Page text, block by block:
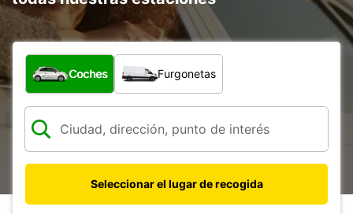
¿Qué tipo de vehículo?
Coches Furgonetas
Seleccionar el lugar de recogida